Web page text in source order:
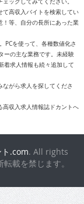
て高収入バイトを検索してい
！等、自分の長所にあった業
PCを使って、各種数値化さ
ーの主な業務です。未経験
着求人情報も続々追加して
がら求人を探してくださ
高収入求人情報誌ドカントへ
ト.com. All rights
載を禁じます。